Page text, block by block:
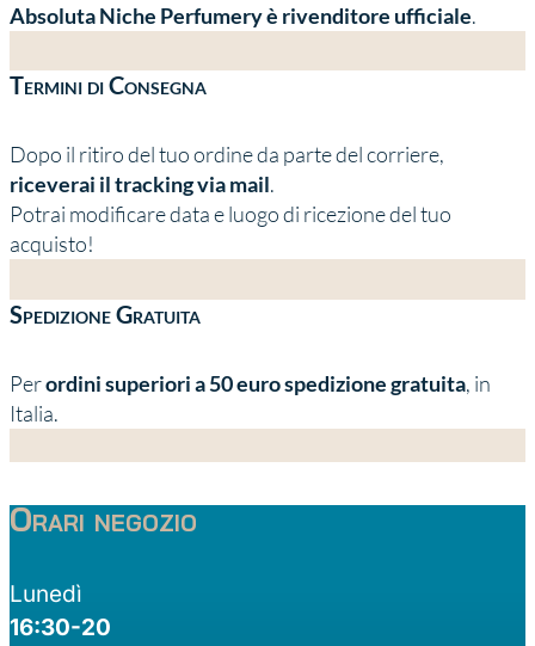
Absoluta Niche Perfumery è rivenditore ufficiale.
Termini di Consegna
Dopo il ritiro del tuo ordine da parte del corriere,
riceverai il tracking via mail.
Potrai modificare data e luogo di ricezione del tuo
acquisto!
Spedizione Gratuita
Perordini superiori a 50 euro spedizione gratuita, in
Italia.
Orari negozio
Lunedì
16:30-20